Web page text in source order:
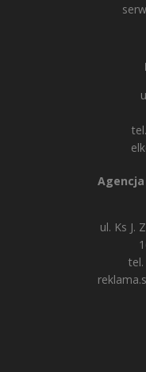
ul. Ks J.